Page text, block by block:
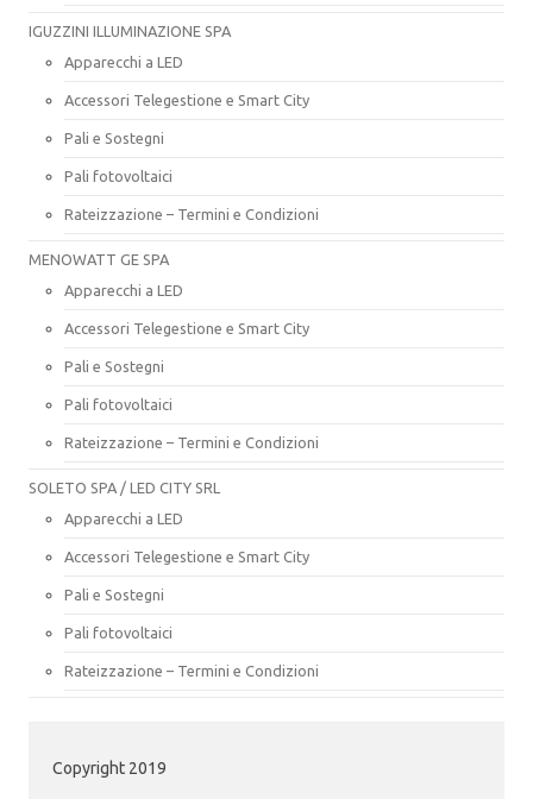
IGUZZINI ILLUMINAZIONE SPA
Apparecchi a LED
Accessori Telegestione e Smart City
Pali e Sostegni
Pali fotovoltaici
Rateizzazione – Termini e Condizioni
MENOWATT GE SPA
Apparecchi a LED
Accessori Telegestione e Smart City
Pali e Sostegni
Pali fotovoltaici
Rateizzazione – Termini e Condizioni
SOLETO SPA / LED CITY SRL
Apparecchi a LED
Accessori Telegestione e Smart City
Pali e Sostegni
Pali fotovoltaici
Rateizzazione – Termini e Condizioni
Copyright 2019